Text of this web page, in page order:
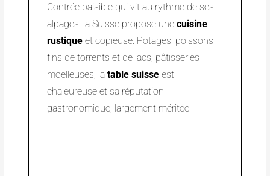
Contrée paisible qui vit au rythme de ses
alpages, la Suisse propose unecuisine
rustique et copieuse. Potages, poissons
fins de torrents et de lacs, pâtisseries
moelleuses, latable suisse est
chaleureuse et sa réputation
gastronomique, largement méritée.